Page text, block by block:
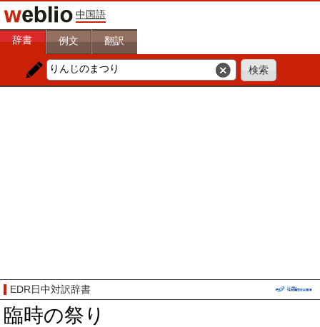
中国語
辞書 例文 翻訳
EDR日中対訳辞書
臨時の祭り